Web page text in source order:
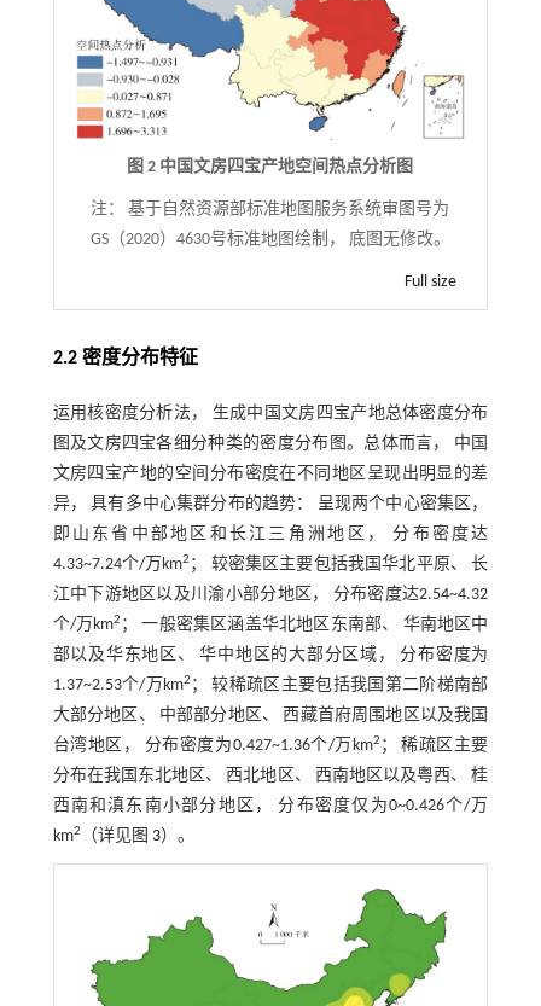
图 2 中国文房四宝产地空间热点分析图
注：
基于自然资源部标准地图服务系统审图号为
GS（2020）4630号标准地图绘制， 底图无修改。
Full size
2.2 密度分布特征
运用核密度分析法， 生成中国文房四宝产地总体密度分布
图及文房四宝各细分种类的密度分布图。总体而言， 中国
文房四宝产地的空间分布密度在不同地区呈现出明显的差
异， 具有多中心集群分布的趋势： 呈现两个中心密集区，
即山东省中部地区和长江三角洲地区， 分布密度达
4.33~7.24个/万km2 ； 较密集区主要包括我国华北平原、 长
江中下游地区以及川渝小部分地区， 分布密度达2.54~4.32
个/万km2 ； 一般密集区涵盖华北地区东南部、 华南地区中
部以及华东地区、 华中地区的大部分区域， 分布密度为
1.37~2.53个/万km2 ； 较稀疏区主要包括我国第二阶梯南部
大部分地区、 中部部分地区、 西藏首府周围地区以及我国
台湾地区， 分布密度为0.427~1.36个/万km2 ； 稀疏区主要
分布在我国东北地区、 西北地区、 西南地区以及粤西、 桂
西南和滇东南小部分地区， 分布密度仅为0~0.426个/万
km2 （详见图 3）。